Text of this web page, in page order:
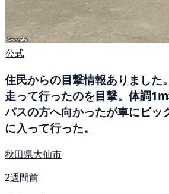
公式
住民からの目撃情報ありました
走って行ったのを目撃。体調
パスの方へ向かったが車にビッ
に入って行った。
秋田県大仙市
2週間前